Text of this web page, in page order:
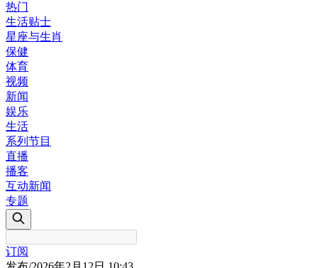
热门
生活贴士
星座与生肖
保健
体育
视频
新闻
娱乐
生活
系列节目
直播
播客
互动新闻
专题
订阅